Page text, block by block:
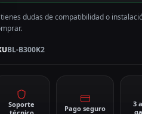
dudas de compatibilidad o
BL-B300K2
Soporte
Pago seguro
3